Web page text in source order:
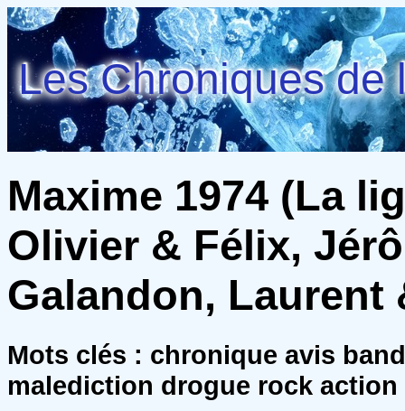
Les Chroniques de
Maxime 1974 (La
Olivier & Félix,
Galandon, Laurent
Mots clés : chronique avis
malediction drogue rock action